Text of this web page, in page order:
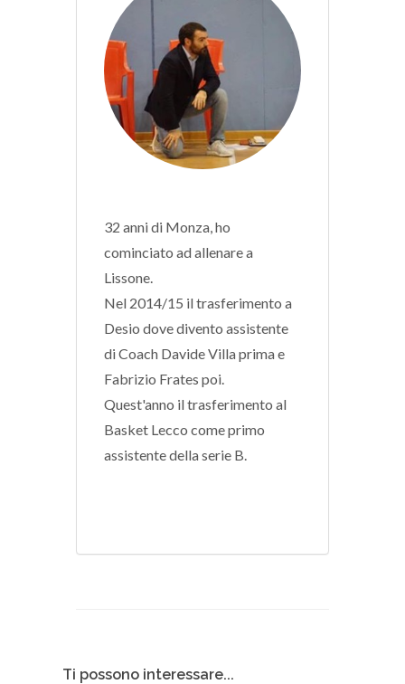
32 anni di Monza, ho
cominciato ad allenare a
Lissone.
Nel 2014/15 il trasferimento a
Desio dove divento assistente
di Coach Davide Villa prima e
Fabrizio Frates poi.
Quest'anno il trasferimento al
Basket Lecco come primo
assistente della serie B.
Ti possono interessare...